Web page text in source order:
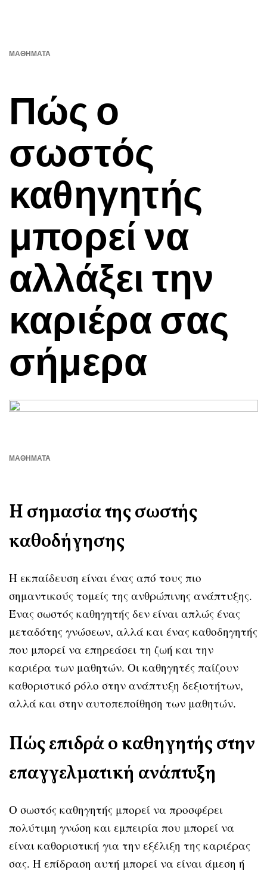
Πώς ο
σωστός
καθηγητής
μπορεί να
αλλάξει την
καριέρα σας
σήμερα
ΜΑΘΉΜΑΤΑ
ΜΑΘΉΜΑΤΑ
Η σημασία της σωστής
καθοδήγησης
Η εκπαίδευση είναι ένας από τους πιο
σημαντικούς τομείς της ανθρώπινης ανάπτυξης.
Ένας σωστός καθηγητής δεν είναι απλώς ένας
μεταδότης γνώσεων, αλλά και ένας καθοδηγητής
που μπορεί να επηρεάσει τη ζωή και την
καριέρα των μαθητών. Οι καθηγητές παίζουν
καθοριστικό ρόλο στην ανάπτυξη δεξιοτήτων,
αλλά και στην αυτοπεποίθηση των μαθητών.
Πώς επιδρά ο καθηγητής στην
επαγγελματική ανάπτυξη
Ο σωστός καθηγητής μπορεί να προσφέρει
πολύτιμη γνώση και εμπειρία που μπορεί να
είναι καθοριστική για την εξέλιξη της καριέρας
σας. Η επίδραση αυτή μπορεί να είναι άμεση ή